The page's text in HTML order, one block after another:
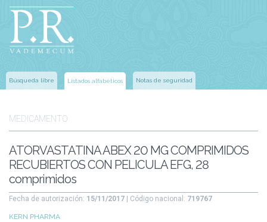
Búsqueda libre Listados alfabéticos Notas de seguridad
MEDICAMENTO
ATORVASTATINA ABEX 20 MG COMPRIMIDOS
RECUBIERTOS CON PELICULA EFG, 28
comprimidos
Fecha de autorización: 15/11/2017 | Código nacional: 719767
KERN PHARMA